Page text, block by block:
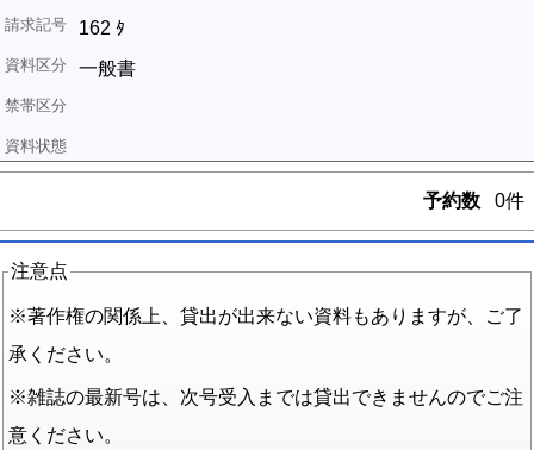
162 ﾀ
一般書
予約数 0件
注意点
※著作権の関係上、貸出が出来ない資料もありますが、ご了
承ください。
※雑誌の最新号は、次号受入までは貸出できませんのでご注
意ください。